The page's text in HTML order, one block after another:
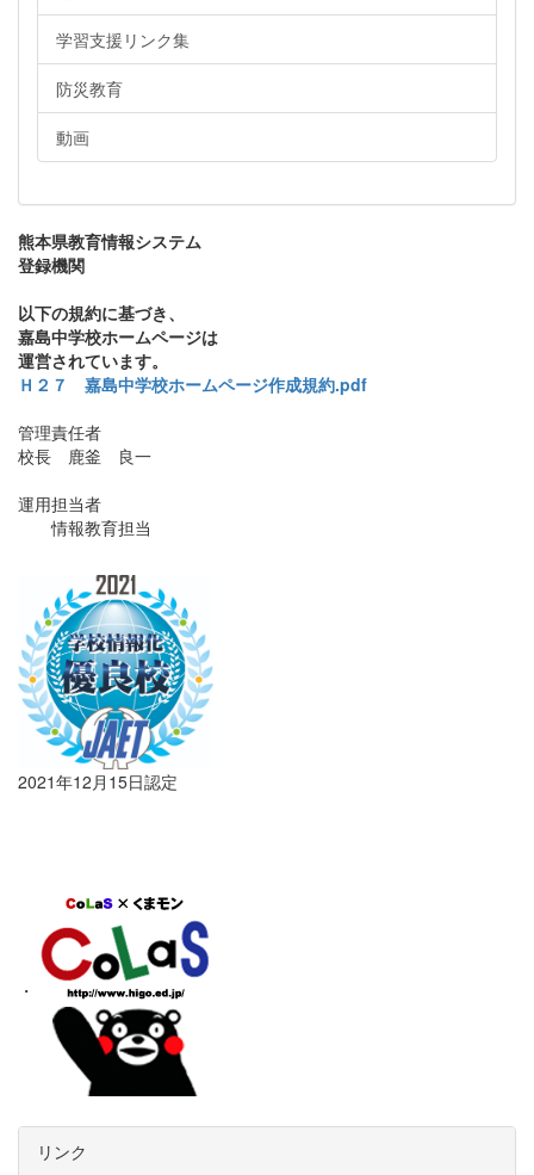
学習支援リンク集
防災教育
動画
熊本県教育情報システム
登録機関
以下の規約に基づき、
嘉島中学校ホームページは
運営されています。
Ｈ２７ 嘉島中学校ホームページ作成規約.pdf
管理責任者
校長 鹿釜 良一
運用担当者
情報教育担当
2021年12月15日認定
・
リンク